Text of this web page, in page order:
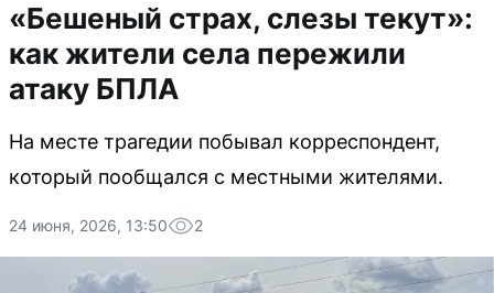
«Бешеный страх, слезы текут»:
как жители села пережили
атаку БПЛА
На месте трагедии побывал корреспондент,
который пообщался с местными жителями.
24 июня, 2026, 13:50 2